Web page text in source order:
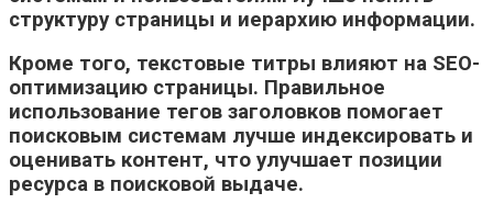
структуру страницы и иерархию информации.
Кроме того, текстовые титры влияют на SEO-
оптимизацию страницы. Правильное
использование тегов заголовков помогает
поисковым системам лучше индексировать и
оценивать контент, что улучшает позиции
ресурса в поисковой выдаче.